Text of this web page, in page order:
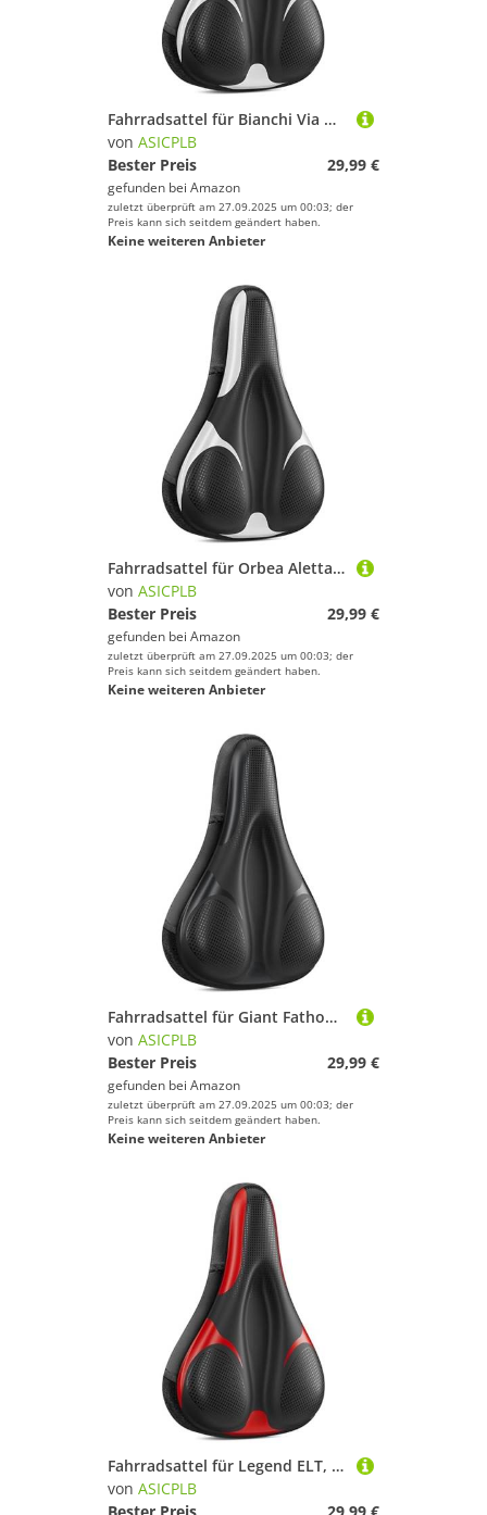
Fahrradsattel für Bianchi Via Nirone 7 Alu C2C Via Nirone 7 Alu Carbon, Bequemer Stoßdämpfender PU-Fahrradsitzkissen, Atmungsaktiv Mountainbikesättel für Tägliche Reisen und Wandern, B
von ASICPLB
Bester Preis
29,99 €
gefunden bei Amazon
zuletzt überprüft am 27.09.2025 um 00:03; der
Preis kann sich seitdem geändert haben.
Keine weiteren Anbieter
Fahrradsattel für Orbea Aletta, Bequemer Stoßdämpfender PU-Fahrradsitzkissen, Atmungsaktiv Mountainbikesättel für Tägliche Reisen und Wandern, B
von ASICPLB
Bester Preis
29,99 €
gefunden bei Amazon
zuletzt überprüft am 27.09.2025 um 00:03; der
Preis kann sich seitdem geändert haben.
Keine weiteren Anbieter
Fahrradsattel für Giant Fathom 2, Bequemer Stoßdämpfender PU-Fahrradsitzkissen, Atmungsaktiv Mountainbikesättel für Tägliche Reisen und Wandern,A
von ASICPLB
Bester Preis
29,99 €
gefunden bei Amazon
zuletzt überprüft am 27.09.2025 um 00:03; der
Preis kann sich seitdem geändert haben.
Keine weiteren Anbieter
Fahrradsattel für Legend ELT, Bequemer Stoßdämpfender PU-Fahrradsitzkissen, Atmungsaktiv Mountainbikesättel für Tägliche Reisen und Wandern, C
von ASICPLB